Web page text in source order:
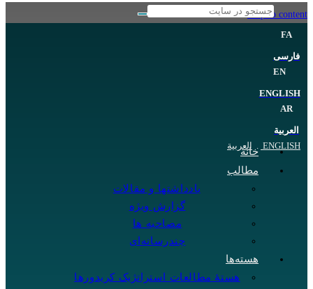
Skip to content
FA
فارسی
EN
ENGLISH
AR
العربية
ENGLISH
. العربية
خانه
مطالب
یادداشتها و مقالات
گزارش ویژه
مصاحبه ها
چندرسانه‌ای
هسته‌ها
هستهٔ مطالعات استراتژیک کریدورها